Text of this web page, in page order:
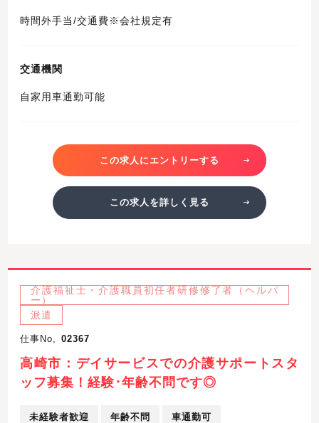
時間外手当/交通費※会社規定有
交通機関
自家用車通勤可能
この求人にエントリーする
この求人を詳しく見る
介護福祉士・介護職員初任者研修修了者（ヘルパ
ー）
派遣
仕事No, 02367
高崎市：デイサービスでの介護サポートスタ
ッフ募集！経験･年齢不問です◎
未経験者歓迎 年齢不問 車通勤可